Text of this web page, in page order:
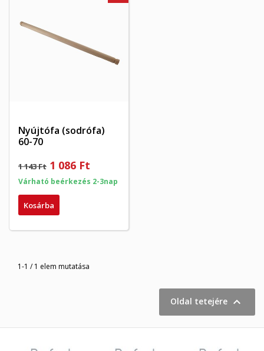
Nyújtófa (sodrófa)
60-70
1 143 Ft 1 086 Ft
Várható beérkezés 2-3nap
Kosárba
1-1 / 1 elem mutatása
Oldal tetejére 
My wishlists
add_circle_outline Create new list
((modalTitle))
((confirmMessage))
Kívánságlista létrehozása
Kívánságlista neve
Mégsem
Bejelentkezés
Be kell jelentkezned a termékek kívánságlistába történő
mentéséhez.